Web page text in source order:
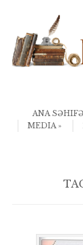
Menu
ANA SƏHIFƏ
MEDIA